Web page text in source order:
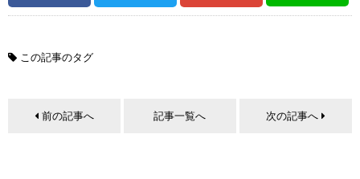
この記事のタグ
前の記事へ 記事一覧へ 次の記事へ